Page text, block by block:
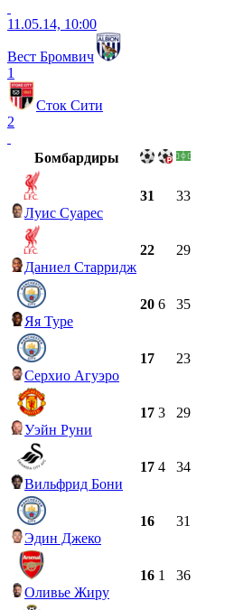
11.05.14, 10:00
Вест Бромвич
1
Сток Сити
2
Бомбардиры
Луис Суарес
31 33
Даниел Старридж
22 29
Яя Туре
20 6 35
Серхио Агуэро
17 23
Уэйн Руни
17 3 29
Вильфрид Бони
17 4 34
Эдин Джеко
16 31
Оливье Жиру
16 1 36